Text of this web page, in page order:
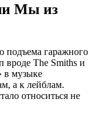
Мы из
подъема гаражного
вроде The Smiths и
в музыке
а к лейблам.
относиться не